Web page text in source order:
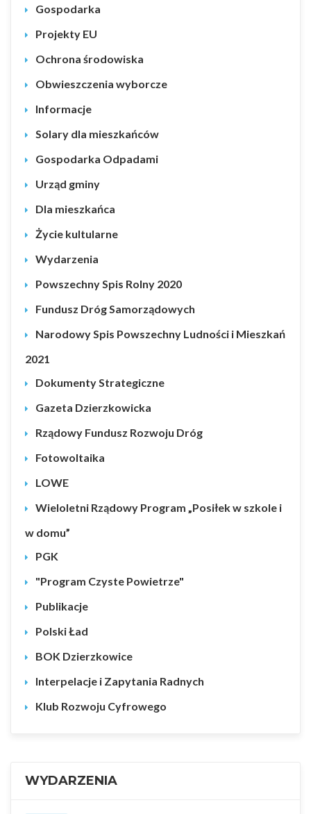
Gospodarka
Projekty EU
Ochrona środowiska
Obwieszczenia wyborcze
Informacje
Solary dla mieszkańców
Gospodarka Odpadami
Urząd gminy
Dla mieszkańca
Życie kultularne
Wydarzenia
Powszechny Spis Rolny 2020
Fundusz Dróg Samorządowych
Narodowy Spis Powszechny Ludności i Mieszkań
2021
Dokumenty Strategiczne
Gazeta Dzierzkowicka
Rządowy Fundusz Rozwoju Dróg
Fotowoltaika
LOWE
Wieloletni Rządowy Program „Posiłek w szkole i
w domu”
PGK
"Program Czyste Powietrze"
Publikacje
Polski Ład
BOK Dzierzkowice
Interpelacje i Zapytania Radnych
Klub Rozwoju Cyfrowego
WYDARZENIA